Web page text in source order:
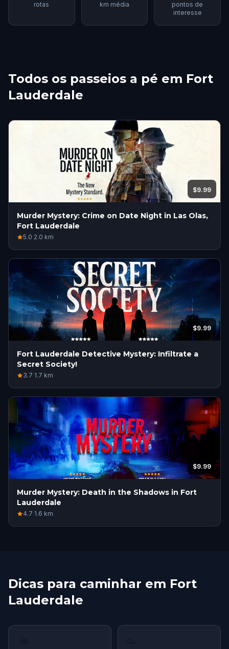
rotas km média
pontos de
interesse
Todos os passeios a pé em Fort
Lauderdale
$9.99
Murder Mystery: Crime on Date Night in Las Olas,
Fort Lauderdale
5.0·2.0 km
$9.99
Fort Lauderdale Detective Mystery: Infiltrate a
Secret Society!
3.7·1.7 km
$9.99
Murder Mystery: Death in the Shadows in Fort
Lauderdale
4.7·1.6 km
Dicas para caminhar em Fort
Lauderdale